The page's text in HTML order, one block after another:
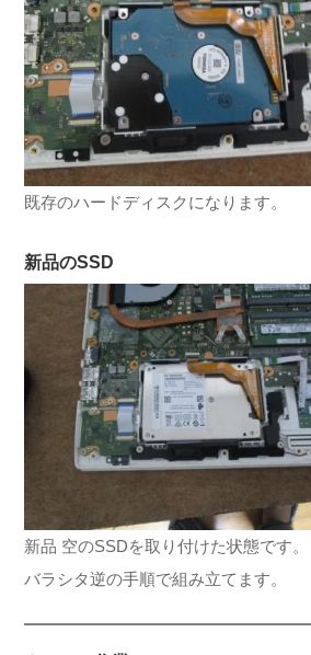
既存のハードディスクになります。
新品のSSD
新品 空のSSDを取り付けた状態です。
バラシタ逆の手順で組み立てます。